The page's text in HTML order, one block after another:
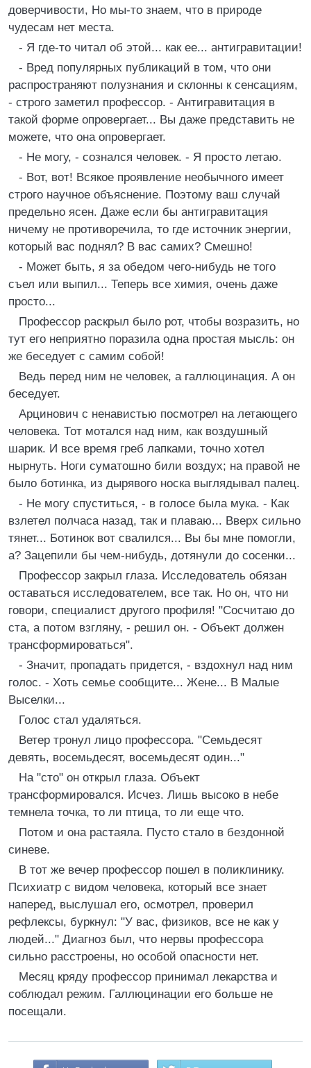
доверчивости, Но мы-то знаем, что в природе
чудесам нет места.
- Я где-то читал об этой... как ее... антигравитации!
- Вред популярных публикаций в том, что они
распространяют полузнания и склонны к сенсациям,
- строго заметил профессор. - Антигравитация в
такой форме опровергает... Вы даже представить не
можете, что она опровергает.
- Не могу, - сознался человек. - Я просто летаю.
- Вот, вот! Всякое проявление необычного имеет
строго научное объяснение. Поэтому ваш случай
предельно ясен. Даже если бы антигравитация
ничему не противоречила, то где источник энергии,
который вас поднял? В вас самих? Смешно!
- Может быть, я за обедом чего-нибудь не того
съел или выпил... Теперь все химия, очень даже
просто...
Профессор раскрыл было рот, чтобы возразить, но
тут его неприятно поразила одна простая мысль: он
же беседует с самим собой!
Ведь перед ним не человек, а галлюцинация. А он
беседует.
Арцинович с ненавистью посмотрел на летающего
человека. Тот мотался над ним, как воздушный
шарик. И все время греб лапками, точно хотел
нырнуть. Ноги суматошно били воздух; на правой не
было ботинка, из дырявого носка выглядывал палец.
- Не могу спуститься, - в голосе была мука. - Как
взлетел полчаса назад, так и плаваю... Вверх сильно
тянет... Ботинок вот свалился... Вы бы мне помогли,
а? Зацепили бы чем-нибудь, дотянули до сосенки...
Профессор закрыл глаза. Исследователь обязан
оставаться исследователем, все так. Но он, что ни
говори, специалист другого профиля! "Сосчитаю до
ста, а потом взгляну, - решил он. - Объект должен
трансформироваться".
- Значит, пропадать придется, - вздохнул над ним
голос. - Хоть семье сообщите... Жене... В Малые
Выселки...
Голос стал удаляться.
Ветер тронул лицо профессора. "Семьдесят
девять, восемьдесят, восемьдесят один..."
На "сто" он открыл глаза. Объект
трансформировался. Исчез. Лишь высоко в небе
темнела точка, то ли птица, то ли еще что.
Потом и она растаяла. Пусто стало в бездонной
синеве.
В тот же вечер профессор пошел в поликлинику.
Психиатр с видом человека, который все знает
наперед, выслушал его, осмотрел, проверил
рефлексы, буркнул: "У вас, физиков, все не как у
людей..." Диагноз был, что нервы профессора
сильно расстроены, но особой опасности нет.
Месяц кряду профессор принимал лекарства и
соблюдал режим. Галлюцинации его больше не
посещали.